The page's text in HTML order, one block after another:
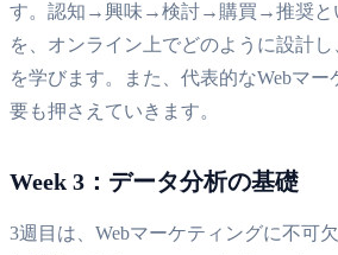
す。認知→興味→検討→購買→推奨と
を、オンライン上でどのように設計
を学びます。また、代表的なWebマ
要も押さえていきます。
Week 3：データ分析の基礎
3週目は、Webマーケティングに不可